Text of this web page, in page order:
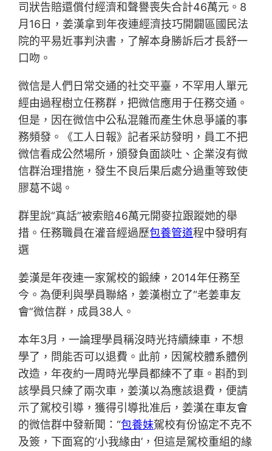
司狀告賠還償付經濟和聲譽喪失合計46萬元。8
月16日，姜漢拿到年夜連經濟技巧開闢區國民法
院的平易近事判決書，了解本身勝訴后才長舒一
口吻。
微信是人們日常交通的社交平臺，不罕用人單元
經由過程樹立任務群，把微信應用于任務交通。
但是，因在微信中公私混雜而產生休息爭議的事
務頻發。《工人日報》記者采訪發明，員工不把
微信看成公然場所，頒發負面談吐、企業沒有微
信群治理措施，發生不良后果后處分過重等致使
膠葛不竭。
群里說“真話”被索賠46萬元開麥拉跟蹤她的舉
措。任務職員在灌音經過歷包養管道程中發明有
選
姜漢是年夜連一家駕校的鍛練，2014年任務至
今。為便利與學員聯絡，姜漢樹立了“老姜車友
會”微信群，成員38人。
本年3月，一論理學員稱沒時光持續練車，不想
學了，問能否可以退費。此前，因駕校體系體例
改造，年夜約一周時光學員都練不了車。斟酌到
該學員只練了兩次車，姜漢以為應該退費，便請
示了駕校引導，獲得引導批准后，姜漢在車友會
的微信群中發新聞：“包養妹駕校有份協定不克不
及簽，下面寫的‘小我緣由’，但這是駕校重組的緣